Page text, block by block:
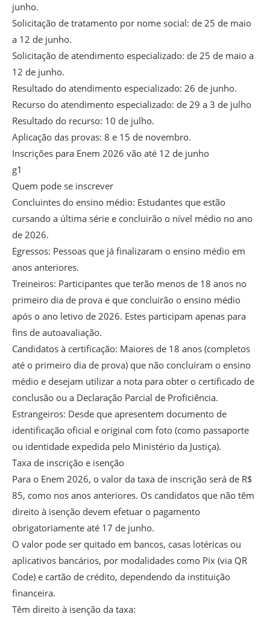
junho.
Solicitação de tratamento por nome social: de 25 de maio
a 12 de junho.
Solicitação de atendimento especializado: de 25 de maio a
12 de junho.
Resultado do atendimento especializado: 26 de junho.
Recurso do atendimento especializado: de 29 a 3 de julho
Resultado do recurso: 10 de julho.
Aplicação das provas: 8 e 15 de novembro.
Inscrições para Enem 2026 vão até 12 de junho
g1
Quem pode se inscrever
Concluintes do ensino médio: Estudantes que estão
cursando a última série e concluirão o nível médio no ano
de 2026.
Egressos: Pessoas que já finalizaram o ensino médio em
anos anteriores.
Treineiros: Participantes que terão menos de 18 anos no
primeiro dia de prova e que concluirão o ensino médio
após o ano letivo de 2026. Estes participam apenas para
fins de autoavaliação.
Candidatos à certificação: Maiores de 18 anos (completos
até o primeiro dia de prova) que não concluíram o ensino
médio e desejam utilizar a nota para obter o certificado de
conclusão ou a Declaração Parcial de Proficiência.
Estrangeiros: Desde que apresentem documento de
identificação oficial e original com foto (como passaporte
ou identidade expedida pelo Ministério da Justiça).
Taxa de inscrição e isenção
Para o Enem 2026, o valor da taxa de inscrição será de R$
85, como nos anos anteriores. Os candidatos que não têm
direito à isenção devem efetuar o pagamento
obrigatoriamente até 17 de junho.
O valor pode ser quitado em bancos, casas lotéricas ou
aplicativos bancários, por modalidades como Pix (via QR
Code) e cartão de crédito, dependendo da instituição
financeira.
Têm direito à isenção da taxa: